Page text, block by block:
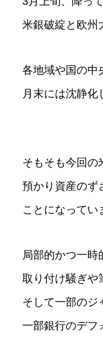
米銀破綻と欧州
各地域や国の中
月末には沈静化
そもそも今回の
預かり資産のず
ことになってい
局部的かつ一時
取り付け騒ぎや
そして一部のジ
一部銀行のデフ